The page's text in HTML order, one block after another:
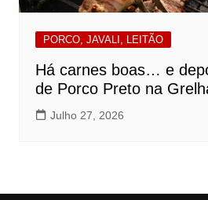
PORCO, JAVALI, LEITÃO
Há carnes boas… e
de Porco Preto na
Julho 27, 2026